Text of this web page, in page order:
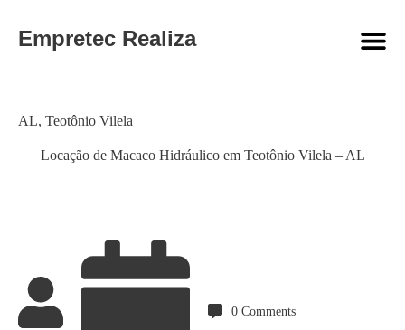
Empretec Realiza
Locação de Macaco Hidráulico em Teotônio Vilela – AL
Category
AL, Teotônio Vilela
0 Comments